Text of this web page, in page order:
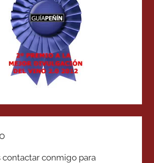
contactar conmigo para